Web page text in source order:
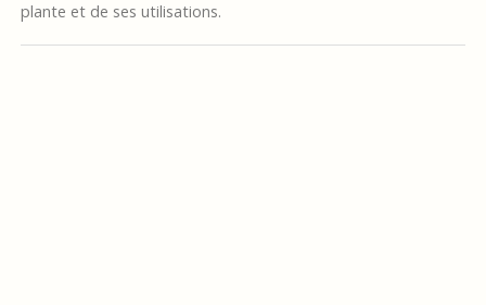
plante et de ses utilisations.